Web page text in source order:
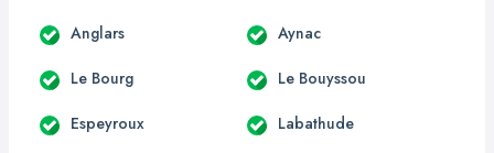
Anglars Aynac
Le Bourg Le Bouyssou
Espeyroux Labathude